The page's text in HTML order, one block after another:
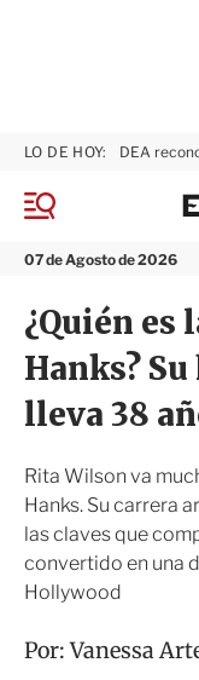
M
n
07 de Agosto de 2026
LO DE HOY: DEA
¿Quién es
Hanks?
lleva 38
Rita Wilson va
Hanks. Su carrera
las claves que
convertido en una
Hollywood
Por:Vanessa